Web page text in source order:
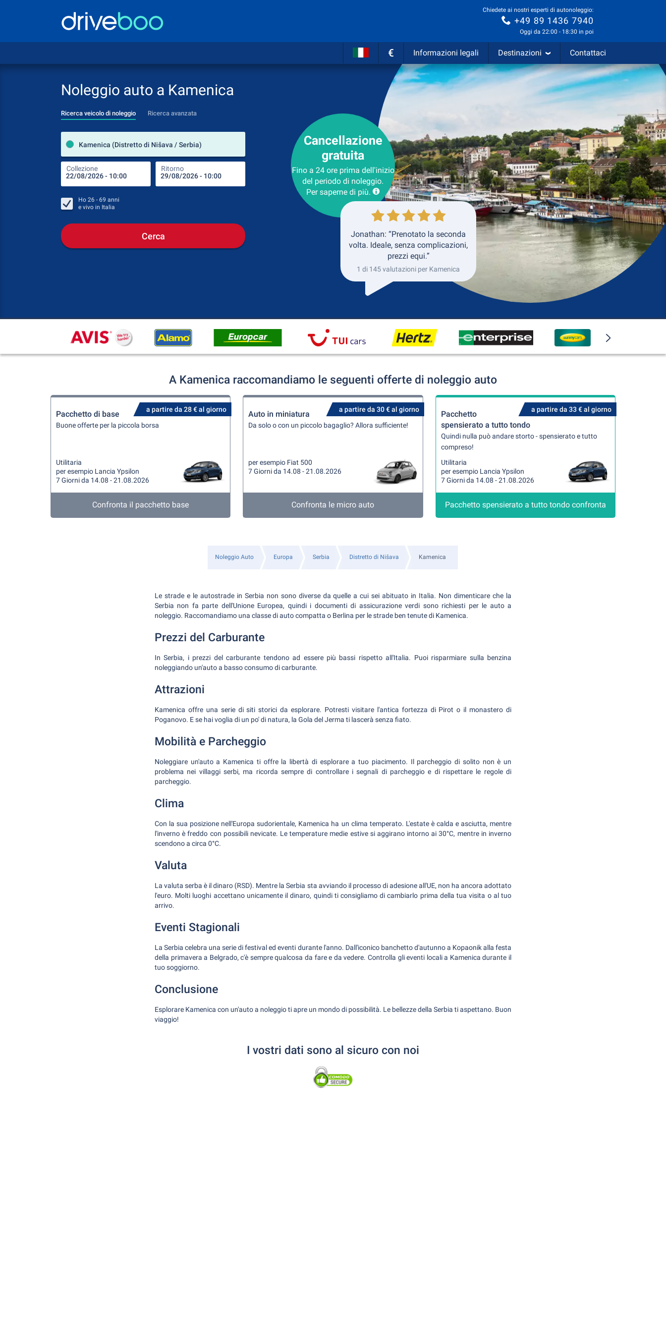
Chiedete ai nostri esperti di autonoleggio:
+49 89 1436 7940
Oggi da 22:00 - 18:30 in poi
€ Informazioni legali Destinazioni Contattaci
Noleggio auto a Kamenica
Ricerca veicolo di noleggio Ricerca avanzata
Kamenica (Distretto di Nišava / Serbia)
Collezione Ritorno
Luogo del noleggio
Luogo di ritorno
Ritorno
Ho 26 - 69 anni
e vivo in Italia
Cerca
Cancellazione
gratuita
Fino a 24 ore prima dell'inizio
del periodo di noleggio.
Per saperne di più.
Jonathan: “Prenotato la seconda
volta. Ideale, senza complicazioni,
prezzi equi.”
1 di 145 valutazioni per Kamenica
A Kamenica raccomandiamo le seguenti offerte di noleggio auto
a partire da 28 € al giorno
Pacchetto di base
Buone offerte per la piccola borsa
Utilitaria
per esempio Lancia Ypsilon
7 Giorni da 14.08 - 21.08.2026
Confronta il pacchetto base
a partire da 30 € al giorno
Auto in miniatura
Da solo o con un piccolo bagaglio? Allora sufficiente!
per esempio Fiat 500
7 Giorni da 14.08 - 21.08.2026
Confronta le micro auto
a partire da 33 € al giorno
Pacchetto
spensierato a tutto tondo
Quindi nulla può andare storto - spensierato e tutto
compreso!
Utilitaria
per esempio Lancia Ypsilon
7 Giorni da 14.08 - 21.08.2026
Pacchetto spensierato a tutto tondo confronta
Noleggio Auto Europa Serbia Distretto di Nišava Kamenica
Le strade e le autostrade in Serbia non sono diverse da quelle a cui sei abituato in Italia. Non dimenticare che la
Serbia non fa parte dell'Unione Europea, quindi i documenti di assicurazione verdi sono richiesti per le auto a
noleggio. Raccomandiamo una classe di auto compatta o Berlina per le strade ben tenute di Kamenica.
Prezzi del Carburante
In Serbia, i prezzi del carburante tendono ad essere più bassi rispetto all'Italia. Puoi risparmiare sulla benzina
noleggiando un'auto a basso consumo di carburante.
Attrazioni
Kamenica offre una serie di siti storici da esplorare. Potresti visitare l'antica fortezza di Pirot o il monastero di
Poganovo. E se hai voglia di un po' di natura, la Gola del Jerma ti lascerà senza fiato.
Mobilità e Parcheggio
Noleggiare un'auto a Kamenica ti offre la libertà di esplorare a tuo piacimento. Il parcheggio di solito non è un
problema nei villaggi serbi, ma ricorda sempre di controllare i segnali di parcheggio e di rispettare le regole di
parcheggio.
Clima
Con la sua posizione nell'Europa sudorientale, Kamenica ha un clima temperato. L'estate è calda e asciutta, mentre
l'inverno è freddo con possibili nevicate. Le temperature medie estive si aggirano intorno ai 30°C, mentre in inverno
scendono a circa 0°C.
Valuta
La valuta serba è il dinaro (RSD). Mentre la Serbia sta avviando il processo di adesione all'UE, non ha ancora adottato
l'euro. Molti luoghi accettano unicamente il dinaro, quindi ti consigliamo di cambiarlo prima della tua visita o al tuo
arrivo.
Eventi Stagionali
La Serbia celebra una serie di festival ed eventi durante l'anno. Dall'iconico banchetto d'autunno a Kopaonik alla festa
della primavera a Belgrado, c'è sempre qualcosa da fare e da vedere. Controlla gli eventi locali a Kamenica durante il
tuo soggiorno.
Conclusione
Esplorare Kamenica con un'auto a noleggio ti apre un mondo di possibilità. Le bellezze della Serbia ti aspettano. Buon
viaggio!
I vostri dati sono al sicuro con noi